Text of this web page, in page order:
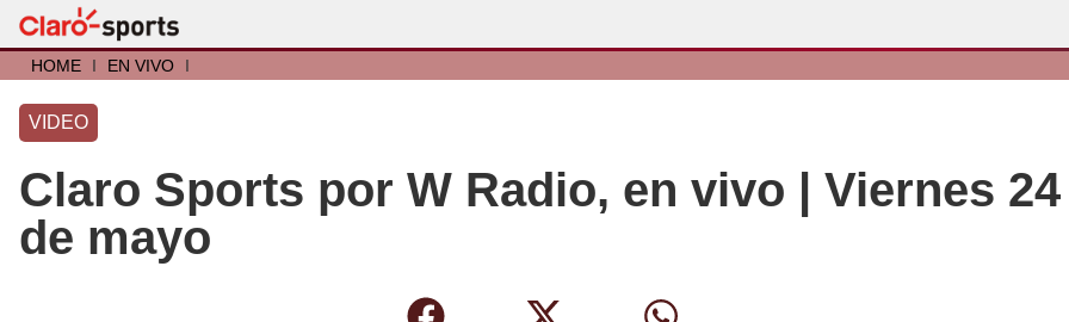
HOME I EN VIVO I
VIDEO
Claro Sports por W Radio, en vivo | Viernes 24
de mayo